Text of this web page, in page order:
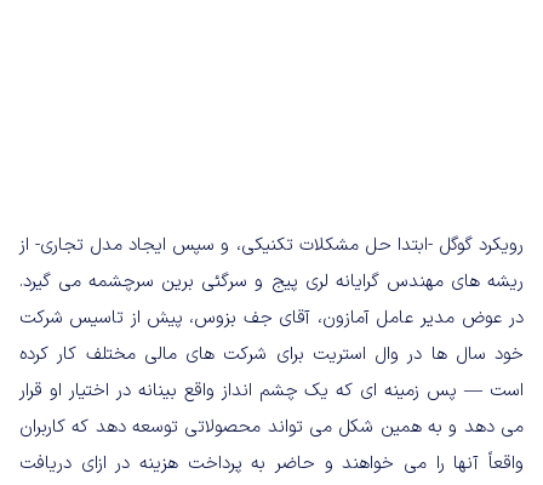
رویکرد گوگل -ابتدا حل مشکلات تکنیکی، و سپس ایجاد مدل تجاری- از
ریشه های مهندس گرایانه لری پیج و سرگئی برین سرچشمه می گیرد.
در عوض مدیر عامل آمازون، آقای جف بزوس، پیش از تاسیس شرکت
خود سال ها در وال استریت برای شرکت های مالی مختلف کار کرده
است — پس زمینه ای که یک چشم انداز واقع بینانه در اختیار او قرار
می دهد و به همین شکل می تواند محصولاتی توسعه دهد که کاربران
واقعاً آنها را می خواهند و حاضر به پرداخت هزینه در ازای دریافت